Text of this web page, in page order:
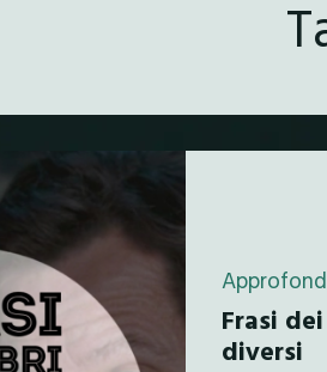
Frasi
diversi